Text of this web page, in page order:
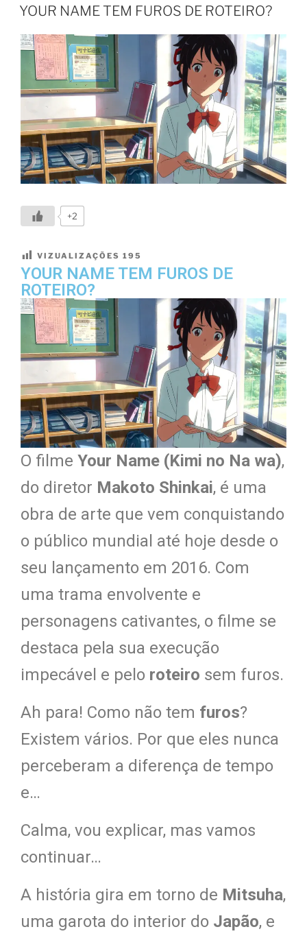
YOUR NAME TEM FUROS DE ROTEIRO?
+2
VIZUALIZAÇÕES 195
YOUR NAME TEM FUROS DE
ROTEIRO?
O filme Your Name (Kimi no Na wa),
do diretor Makoto Shinkai, é uma
obra de arte que vem conquistando
o público mundial até hoje desde o
seu lançamento em 2016. Com
uma trama envolvente e
personagens cativantes, o filme se
destaca pela sua execução
impecável e pelo roteiro sem furos.
Ah para! Como não tem furos?
Existem vários. Por que eles nunca
perceberam a diferença de tempo
e…
Calma, vou explicar, mas vamos
continuar…
A história gira em torno de Mitsuha,
uma garota do interior do Japão, e